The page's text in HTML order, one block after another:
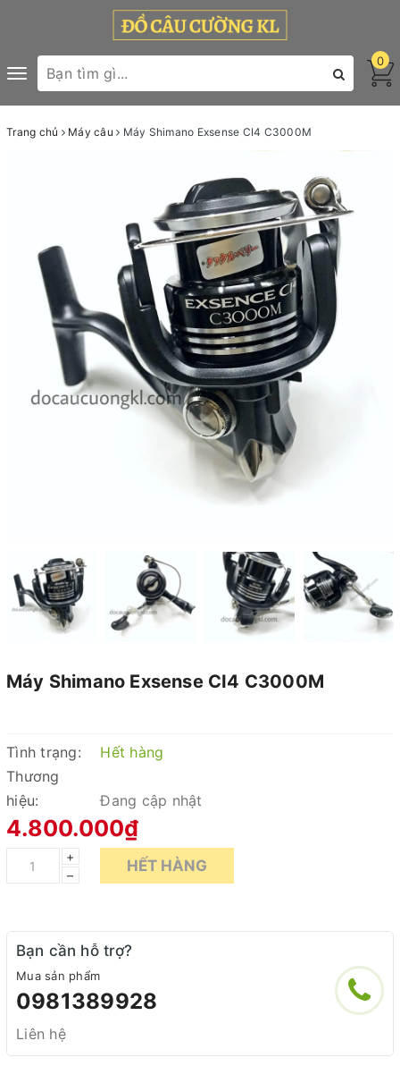
Toggle
navigation
0
Trang chủ Máy câu Máy Shimano Exsense CI4 C3000M
Máy Shimano Exsense CI4 C3000M
Tình trạng:
Hết hàng
Thương
hiệu:
Đang cập nhật
4.800.000₫
+
–
HẾT HÀNG
Bạn cần hỗ trợ?
Mua sản phẩm
0981389928
Liên hệ